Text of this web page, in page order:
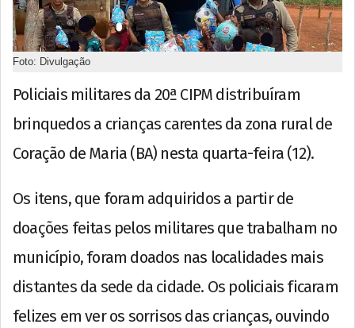
Foto: Divulgação
Policiais militares da 20ª CIPM distribuíram
brinquedos a crianças carentes da zona rural de
Coração de Maria (BA) nesta quarta-feira (12).
Os itens, que foram adquiridos a partir de
doações feitas pelos militares que trabalham no
município, foram doados nas localidades mais
distantes da sede da cidade. Os policiais ficaram
felizes em ver os sorrisos das crianças, ouvindo